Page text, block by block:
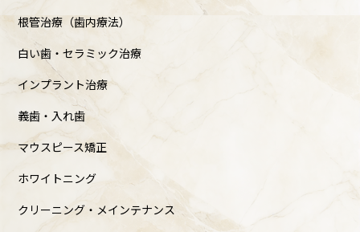
根管治療（歯内療法）
白い歯・セラミック治療
インプラント治療
義歯・入れ歯
マウスピース矯正
ホワイトニング
クリーニング・メインテナンス